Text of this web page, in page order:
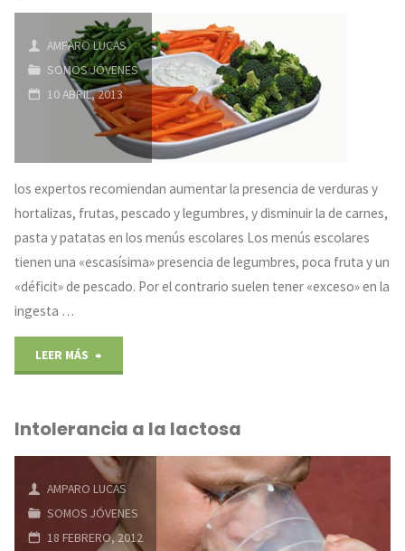
AMPARO LUCAS
SOMOS JÓVENES
10 ABRIL, 2013
los expertos recomiendan aumentar la presencia de verduras y
hortalizas, frutas, pescado y legumbres, y disminuir la de carnes,
pasta y patatas en los menús escolares Los menús escolares
tienen una «escasísima» presencia de legumbres, poca fruta y un
«déficit» de pescado. Por el contrario suelen tener «exceso» en la
ingesta …
LEER MÁS
escolares
tienen
poca
fruta
Intolerancia a la lactosa
AMPARO LUCAS
SOMOS JÓVENES
18 FEBRERO, 2012